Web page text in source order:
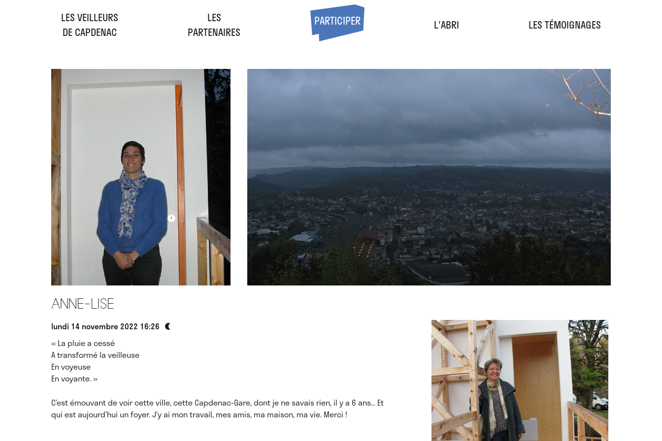
LES VEILLEURS
DE CAPDENAC
LES
PARTENAIRES
PARTICIPER L'ABRI LES TÉMOIGNAGES
Anne-Lise
lundi 14 novembre 2022 16:26
« La pluie a cessé
A transformé la veilleuse
En voyeuse
En voyante. »
C’est émouvant de voir cette ville, cette Capdenac-Gare, dont je ne savais rien, il y a 6 ans… Et
qui est aujourd’hui un foyer. J’y ai mon travail, mes amis, ma maison, ma vie. Merci !